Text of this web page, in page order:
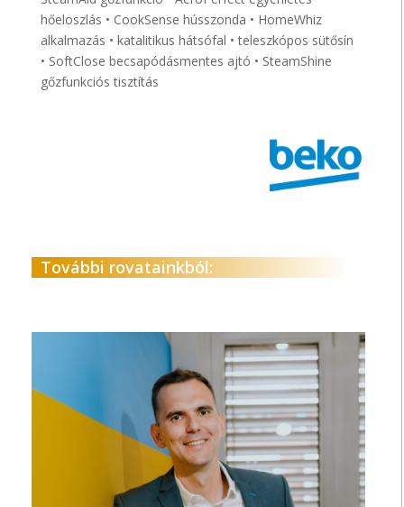
hőeloszlás • CookSense hússzonda • HomeWhiz
alkalmazás • katalitikus hátsófal • teleszkópos sütősín
• SoftClose becsapódásmentes ajtó • SteamShine
gőzfunkciós tisztítás
További rovatainkból: